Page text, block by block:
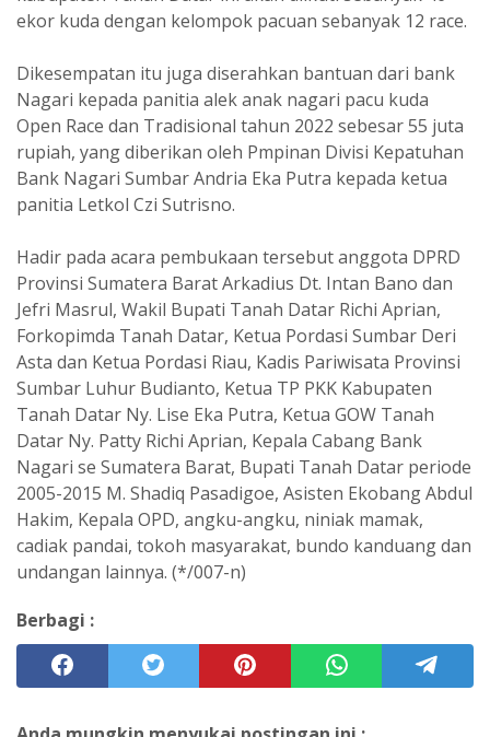
ekor kuda dengan kelompok pacuan sebanyak 12 race.
Dikesempatan itu juga diserahkan bantuan dari bank
Nagari kepada panitia alek anak nagari pacu kuda
Open Race dan Tradisional tahun 2022 sebesar 55 juta
rupiah, yang diberikan oleh Pmpinan Divisi Kepatuhan
Bank Nagari Sumbar Andria Eka Putra kepada ketua
panitia Letkol Czi Sutrisno.
Hadir pada acara pembukaan tersebut anggota DPRD
Provinsi Sumatera Barat Arkadius Dt. Intan Bano dan
Jefri Masrul, Wakil Bupati Tanah Datar Richi Aprian,
Forkopimda Tanah Datar, Ketua Pordasi Sumbar Deri
Asta dan Ketua Pordasi Riau, Kadis Pariwisata Provinsi
Sumbar Luhur Budianto, Ketua TP PKK Kabupaten
Tanah Datar Ny. Lise Eka Putra, Ketua GOW Tanah
Datar Ny. Patty Richi Aprian, Kepala Cabang Bank
Nagari se Sumatera Barat, Bupati Tanah Datar periode
2005-2015 M. Shadiq Pasadigoe, Asisten Ekobang Abdul
Hakim, Kepala OPD, angku-angku, niniak mamak,
cadiak pandai, tokoh masyarakat, bundo kanduang dan
undangan lainnya. (*/007-n)
Berbagi :